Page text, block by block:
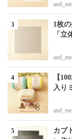
and_me
1枚
「立
and_me
【
入り
and_me
カブ